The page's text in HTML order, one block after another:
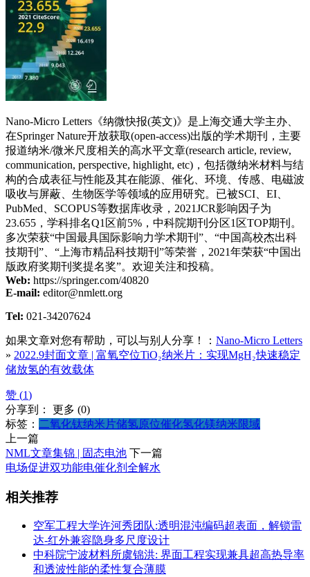
Nano-Micro Letters《纳微快报(英文)》是上海交通大学主办、
在Springer Nature开放获取(open-access)出版的学术期刊，主要
报道纳米/微米尺度相关的高水平文章(research article, review,
communication, perspective, highlight, etc)，包括微纳米材料与结
构的合成表征与性能及其在能源、催化、环境、传感、电磁波
吸收与屏蔽、生物医学等领域的应用研究。已被SCI、EI、
PubMed、SCOPUS等数据库收录，2021JCR影响因子为
23.655，学科排名Q1区前5%，中科院期刊分区1区TOP期刊。
多次荣获“中国最具国际影响力学术期刊”、“中国高校杰出科
技期刊”、“上海市精品科技期刊”等荣誉，2021年荣获“中国出
版政府奖期刊奖提名奖”。欢迎关注和投稿。
Web: https://springer.com/40820
E-mail: editor@nmlett.org
Tel: 021-34207624
如果文章对您有帮助，可以与别人分享！： Nano-Micro Letters
» 2022.9封面文章 | 富氧空位TiO₂纳米片：实现MgH₂快速稳定
储放氢的有效载体
赞 (1)
分享到： 更多 (0)
标签： 二氧化钛纳米片储氢原位催化氢化镁纳米限域
上一篇
NML文章集锦 | 固态电池 下一篇
电场促进双功能电催化剂全解水
相关推荐
空军工程大学许河秀团队:透明混沌编码超表面，解锁雷
达-红外兼容隐身多尺度设计
中科院宁波材料所虞锦洪: 界面工程实现兼具超高热导率
和透波性能的柔性复合薄膜